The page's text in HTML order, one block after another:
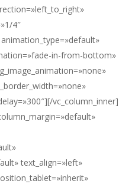
4″
in-from-bottom»
vc_column_inner]
text_align=»left»